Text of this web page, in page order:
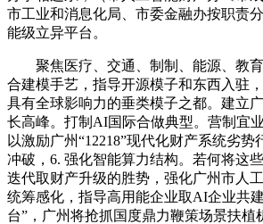
市工业和消息化局、市委金融办按职责
能级立异平台。
聚焦医疗、交通、制制、能源、教育
合建模手艺，指导开源模子和东西入驻
具有全球影响力的垂类模子之都。建立
长高峰。打制AI国际合做典型。营制宜
以激励广州“12218”现代化财产系统劣势
冲破，6. 强化智能算力结构。若何将这
迭代取财产升级的胜势，强化广州市人
统筹感化，指导高用能企业取AI企业共
台”，广州将抢抓国度鼎力鞭策场景扶植